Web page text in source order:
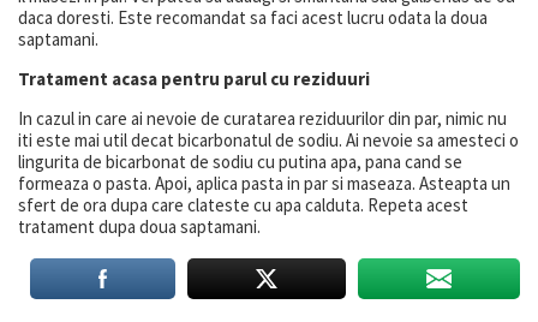
daca doresti. Este recomandat sa faci acest lucru odata la doua
saptamani.
Tratament acasa pentru parul cu reziduuri
In cazul in care ai nevoie de curatarea reziduurilor din par, nimic nu
iti este mai util decat bicarbonatul de sodiu. Ai nevoie sa amesteci o
lingurita de bicarbonat de sodiu cu putina apa, pana cand se
formeaza o pasta. Apoi, aplica pasta in par si maseaza. Asteapta un
sfert de ora dupa care clateste cu apa calduta. Repeta acest
tratament dupa doua saptamani.